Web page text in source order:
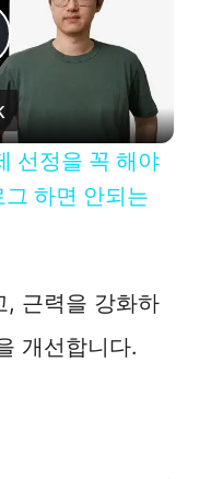
선정을 꼭 해야
하면 안되는
, 근력을 강화하
개선합니다.